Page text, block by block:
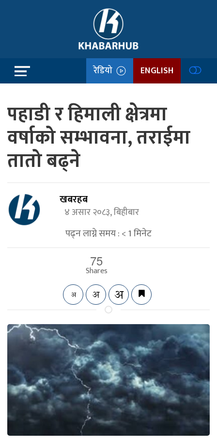
रेडियो ENGLISH
पहाडी र हिमाली क्षेत्रमा
वर्षाको सम्भावना, तराईमा
तातो बढ्ने
खबरहब
४ असार २०८३, बिहीबार
पढ्न लाग्ने समय :< 1मिनेट
75
Shares